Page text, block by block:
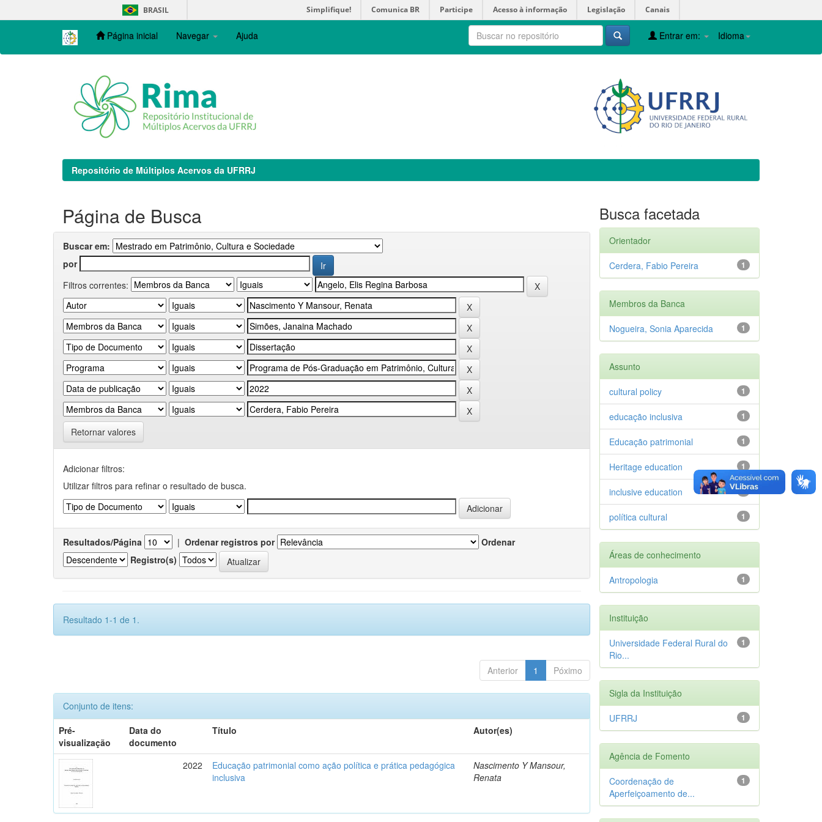
navigation
BRASIL Simplifique! Comunica BR Participe Acesso à informação Legislação Canais
Página inicial Navegar Ajuda Idioma
Entrar em:
Repositório de Múltiplos Acervos da UFRRJ
Página de Busca
Buscar em:
por
Filtros correntes:
Retornar valores
Adicionar filtros:
Utilizar filtros para refinar o resultado de busca.
Resultados/Página | Ordenar registros por
Ordenar
Registro(s)
Resultado 1-1 de 1.
Anterior 1 Póximo
Conjunto de itens:
Pré-
visualização
Data do
documento
Título Autor(es)
2022
Educação patrimonial como ação política e prática pedagógica
inclusiva
Nascimento Y Mansour,
Renata
Busca facetada
Orientador
1
Cerdera, Fabio Pereira
Membros da Banca
1
Nogueira, Sonia Aparecida
Assunto
1
cultural policy
1
educação inclusiva
1
Educação patrimonial
1
Heritage education
1
inclusive education
1
política cultural
Áreas de conhecimento
1
Antropologia
Instituição
1
Universidade Federal Rural do
Rio...
Sigla da Instituição
1
UFRRJ
Agência de Fomento
1
Coordenação de
Aperfeiçoamento de...